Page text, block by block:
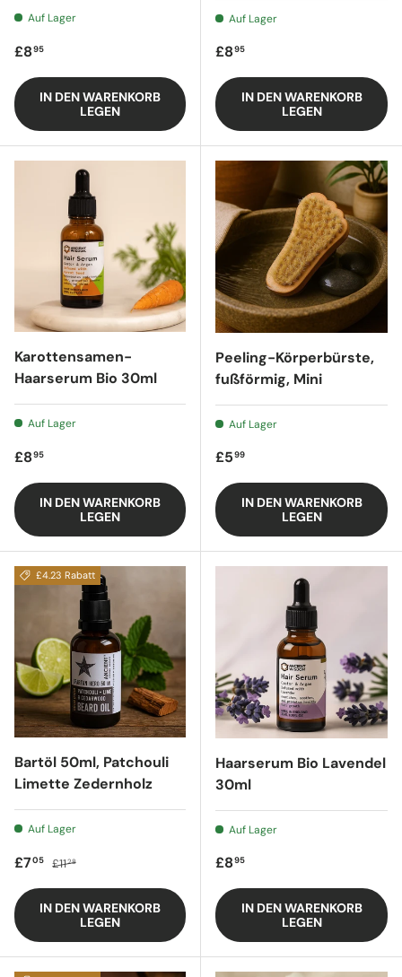
Auf Lager
Regulärer Preis
£895
IN DEN WARENKORB
LEGEN
Auf Lager
Regulärer Preis
£895
IN DEN WARENKORB
LEGEN
Karottensamen-
Haarserum Bio 30ml
Auf Lager
Regulärer Preis
£895
IN DEN WARENKORB
LEGEN
Peeling-Körperbürste,
fußförmig, Mini
Auf Lager
Regulärer Preis
£599
IN DEN WARENKORB
LEGEN
£4.23 Rabatt
Bartöl 50ml, Patchouli
Limette Zedernholz
Auf Lager
Verkaufspreis
£705 Regulärer Preis
£1128
IN DEN WARENKORB
LEGEN
Haarserum Bio Lavendel
30ml
Auf Lager
Regulärer Preis
£895
IN DEN WARENKORB
LEGEN